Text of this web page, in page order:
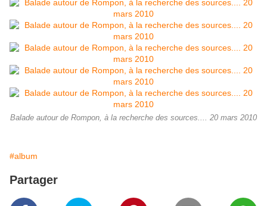
Balade autour de Rompon, à la recherche des sources.... 20 mars 2010
#album
Partager